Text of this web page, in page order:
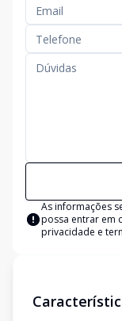
As informações
possa entrar em
privacidade e